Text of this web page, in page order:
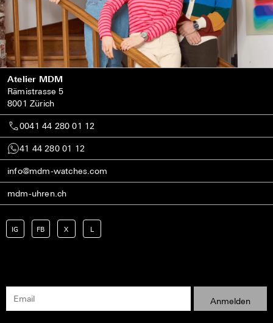
Atelier MDM
Rämistrasse 5
8001 Zürich
0041 44 280 01 12
41 44 280 01 12
info@mdm-watches.com
mdm-uhren.ch
IG FB X L